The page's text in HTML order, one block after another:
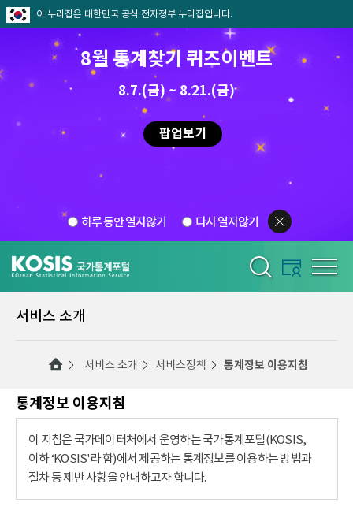
이 누리집은 대한민국 공식 전자정부 누리집입니다.
8월 통계찾기 퀴즈이벤트
8.7.(금) ~ 8.21.(금)
팝업보기
하루 동안 열지않기 다시 열지않기
서비스 소개
서비스 소개 서비스정책 통계정보 이용지침
통계정보 이용지침
이 지침은 국가데이터처에서 운영하는 국가통계포털(KOSIS,
이하 ‘KOSIS'라 함)에서 제공하는 통계정보를 이용하는 방법과
절차 등 제반 사항을 안내하고자 합니다.